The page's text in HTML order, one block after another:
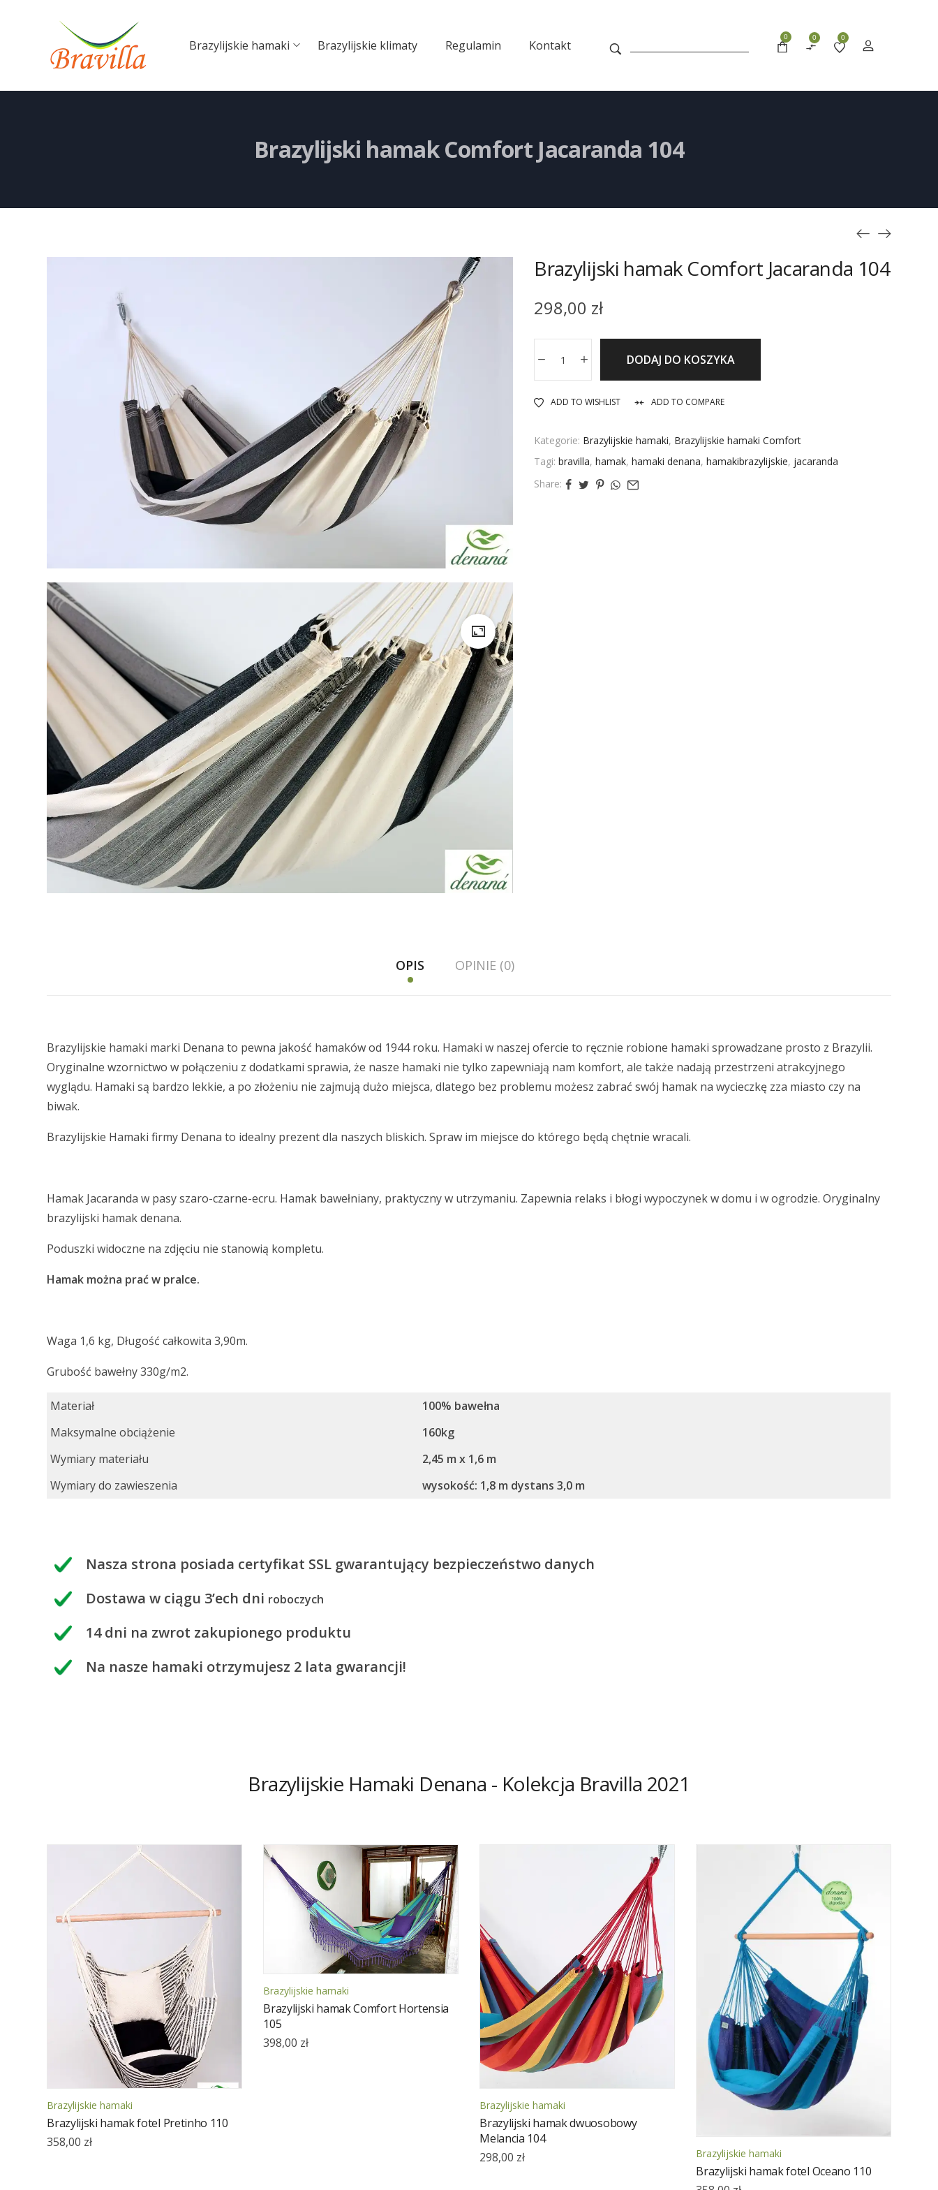
Brazylijskie hamaki Brazylijskie klimaty Regulamin Kontakt
0 0 0
Brazylijski hamak Comfort Jacaranda 104
Brazylijski hamak Comfort Jacaranda 104
298,00 zł
DODAJ DO KOSZYKA
ADD TO WISHLIST ADD TO COMPARE
Kategorie: Brazylijskie hamaki, Brazylijskie hamaki Comfort
Tagi:bravilla,hamak,hamaki denana,hamakibrazylijskie, jacaranda
Share:
OPIS OPINIE (0)
Brazylijskie hamaki marki Denana to pewna jakość hamaków od 1944 roku. Hamaki w naszej ofercie to ręcznie robione hamaki sprowadzane prosto z Brazylii.
Oryginalne wzornictwo w połączeniu z dodatkami sprawia, że nasze hamaki nie tylko zapewniają nam komfort, ale także nadają przestrzeni atrakcyjnego
wyglądu. Hamaki są bardzo lekkie, a po złożeniu nie zajmują dużo miejsca, dlatego bez problemu możesz zabrać swój hamak na wycieczkę zza miasto czy na
biwak.
Brazylijskie Hamaki firmy Denana to idealny prezent dla naszych bliskich. Spraw im miejsce do którego będą chętnie wracali.
Hamak Jacaranda w pasy szaro-czarne-ecru. Hamak bawełniany, praktyczny w utrzymaniu. Zapewnia relaks i błogi wypoczynek w domu i w ogrodzie. Oryginalny
brazylijski hamak denana.
Poduszki widoczne na zdjęciu nie stanowią kompletu.
Hamak można prać w pralce.
Waga 1,6 kg, Długość całkowita 3,90m.
Grubość bawełny 330g/m2.
Materiał
100% bawełna
Maksymalne obciążenie
160kg
Wymiary materiału
2,45 m x 1,6 m
Wymiary do zawieszenia
wysokość: 1,8 m dystans 3,0 m
Nasza strona posiada certyfikat SSL gwarantujący bezpieczeństwo danych
Dostawa w ciągu 3’ech dni roboczych
14 dni na zwrot zakupionego produktu
Na nasze hamaki otrzymujesz 2 lata gwarancji!
Brazylijskie Hamaki Denana - Kolekcja Bravilla 2021
Brazylijskie hamaki
Brazylijski hamak fotel Pretinho 110
358,00 zł
Brazylijskie hamaki
Brazylijski hamak Comfort Hortensia
105
398,00 zł
Brazylijskie hamaki
Brazylijski hamak dwuosobowy
Melancia 104
298,00 zł Brazylijskie hamaki
Brazylijski hamak fotel Oceano 110